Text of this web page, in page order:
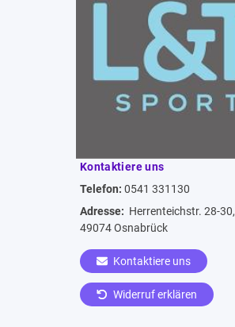
Kontaktiere uns
Telefon: 0541 331130
Adresse: Herrenteichstr. 28-30,
49074 Osnabrück
Kontaktiere uns
Widerruf erklären